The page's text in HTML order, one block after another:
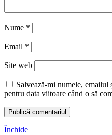
Nume *
Email *
Site web
Salvează-mi numele,
pentru data viitoare când o să
Închide